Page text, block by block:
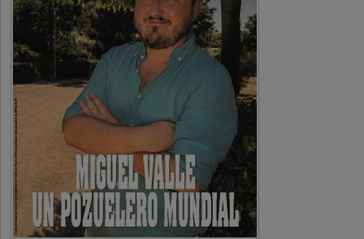
Pozuelo de Alarcón
Quejas por el deterioro de la
limpieza …
Será amigo de alguien importante...en el Congreso, Senado, en la
Policía o en la politica
Pozuelo de Alarcón
🔴 EXCLUSIVA | El comisario de la …
😆Durán menos qué un caramelo en la puerta de un colegio 🍬
Pozuelo de Alarcón
🔴 EXCLUSIVA | El comisario de la …